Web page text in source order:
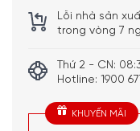
linh hoạt hàng ngày.
ra khả năng phân
Chống trầy xước và
đồng thời hầu như
Lỗi nhà sản
trong vòng 7
Thứ 2 - CN:
Hotline: 1900
KHUYẾN MÃI